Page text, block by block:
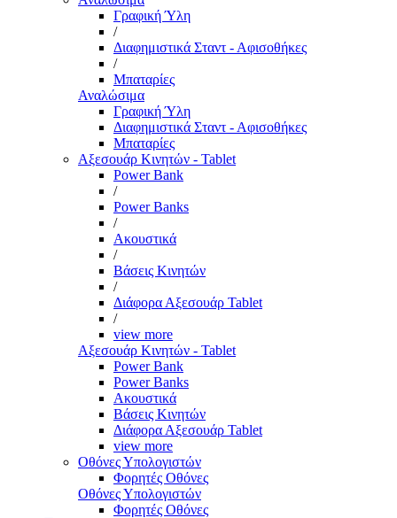
Γραφική Ύλη
/
Διαφημιστικά Σταντ - Αφισοθήκες
/
Μπαταρίες
Αναλώσιμα
Γραφική Ύλη
Διαφημιστικά Σταντ - Αφισοθήκες
Μπαταρίες
Αξεσουάρ Κινητών - Tablet
Power Bank
/
Power Banks
/
Ακουστικά
/
Βάσεις Κινητών
/
Διάφορα Αξεσουάρ Tablet
/
view more
Αξεσουάρ Κινητών - Tablet
Power Bank
Power Banks
Ακουστικά
Βάσεις Κινητών
Διάφορα Αξεσουάρ Tablet
view more
Οθόνες Υπολογιστών
Φορητές Οθόνες
Οθόνες Υπολογιστών
Φορητές Οθόνες